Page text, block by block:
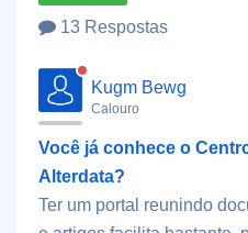
13 Respostas
Kugm Bewg
Calouro
Você já conhece o
Alterdata?
Ter um portal reunindo